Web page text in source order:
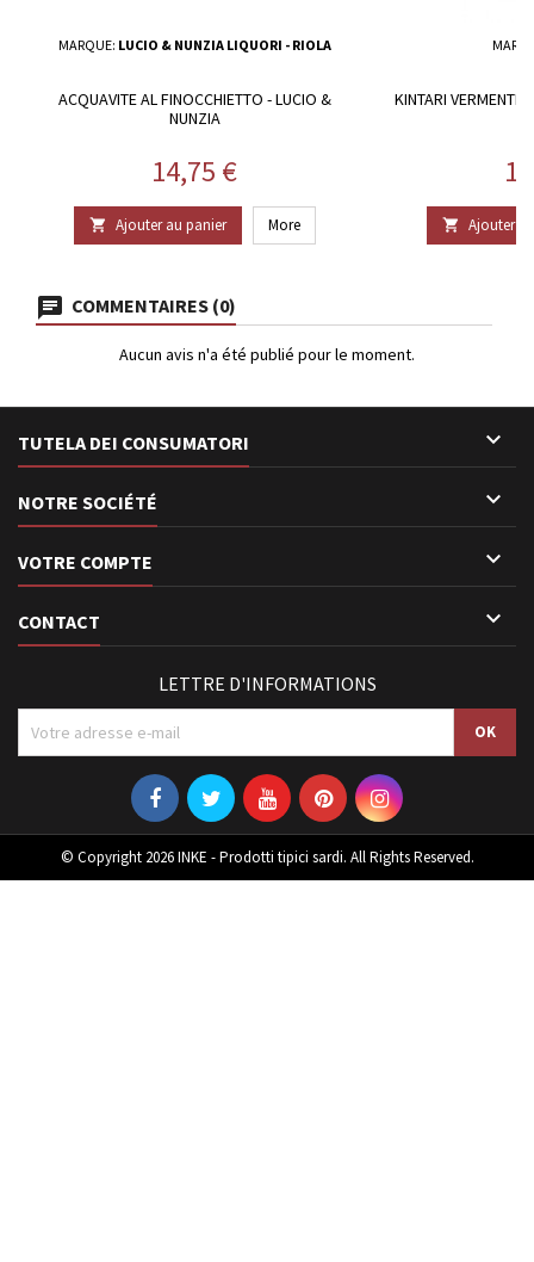
MARQUE: LUCIO & NUNZIA LIQUORI - RIOLA
ACQUAVITE AL FINOCCHIETTO - LUCIO &
NUNZIA
Prix
14,75 €
 Ajouter au panier More
KINTARI
 Ajouter
COMMENTAIRES (0)
Aucun avis n'a été publié pour le moment.
TUTELA DEI CONSUMATORI 
NOTRE SOCIÉTÉ 
VOTRE COMPTE 
CONTACT 
LETTRE D'INFORMATIONS
© Copyright 2026 INKE - Prodotti tipici sardi. All Rights Reserved.